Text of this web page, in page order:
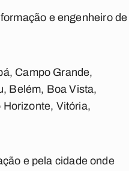
e engenheiro de
Campo Grande,
Belém, Boa Vista,
Vitória,
e pela cidade onde